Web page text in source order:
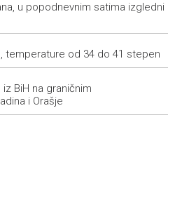
i desnica ujedinjene protiv
2030.
put izravno dobio sredstva
marks important
u popodnevnim satima izgledni
temperature od 34 do 41 stepen
BiH na graničnim
i Orašje